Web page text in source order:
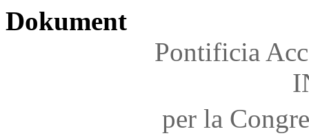
Dokument
Pontificia
per la